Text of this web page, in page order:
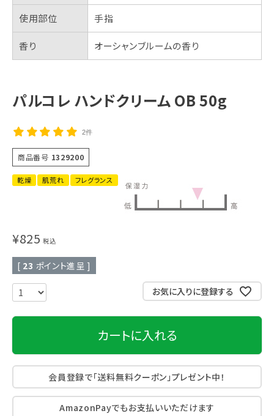
使用部位 手指
香り オーシャンブルームの香り
パルコレ ハンドクリーム OB 50g
2件
商品番号 1329200
乾燥 肌荒れ フレグランス
¥825 税込
[ 23 ポイント進呈 ]
お気に入りに登録する
カートに入れる
会員登録で「送料無料クーポン」プレゼント中！
AmazonPayでもお支払いいただけます